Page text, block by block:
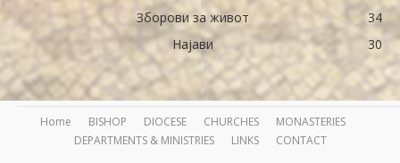
Зборови за живот
34
Најави
30
Home BISHOP DIOCESE CHURCHES
MONASTERIES
DEPARTMENTS & MINISTRIES
LINKS CONTACT